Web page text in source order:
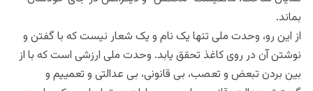
بماند.
از این رو، وحدت ملی تنها یک نام و یک شعار نیست که با گفتن و
نوشتن آن در روی کاغذ تحقق یابد. وحدت ملی ارزشی است که با از
بین بردن تبعض و تعصب، بی قانونی، بی عدالتی و تعمییم و